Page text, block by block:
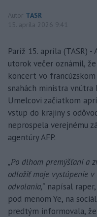
Autor TASR
15. apríla 2026 9:41
Paríž 15. apríla (TASR)
utorok večer oznámil,
koncert vo
snahách ministra vnútra
Umelcovi začiatkom
vstup do krajiny s
neprospela verejnému
agentúry AFP.
„Po dlhom premýšľaní a
odložiť moje vystúpenie
odvolania,“ napísal
pod menom Ye, na
predtým informovala,